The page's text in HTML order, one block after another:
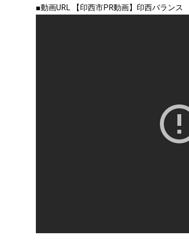
■動画URL 【印西市PR動画】印西バランス